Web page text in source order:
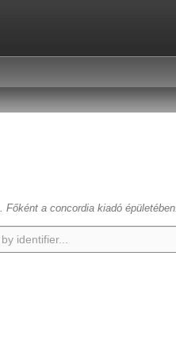
a concordia kiadó épületében.